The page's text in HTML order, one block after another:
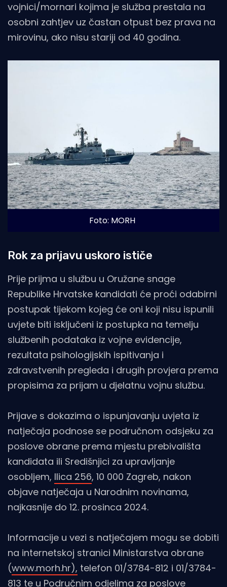
vojnici/mornari kojima je služba prestala na
osobni zahtjev uz častan otpust bez prava na
mirovinu, ako nisu stariji od 40 godina.
Foto: MORH
Rok za prijavu uskoro ističe
Prije prijma u službu u Oružane snage
Republike Hrvatske kandidati će proći odabirni
postupak tijekom kojeg će oni koji nisu ispunili
uvjete biti isključeni iz postupka na temelju
službenih podataka iz vojne evidencije,
rezultata psihologijskih ispitivanja i
zdravstvenih pregleda i drugih provjera prema
propisima za prijam u djelatnu vojnu službu.
Prijave s dokazima o ispunjavanju uvjeta iz
natječaja podnose se područnom odsjeku za
poslove obrane prema mjestu prebivališta
kandidata ili Središnjici za upravljanje
osobljem, Ilica 256, 10 000 Zagreb, nakon
objave natječaja u Narodnim novinama,
najkasnije do 12. prosinca 2024.
Informacije u vezi s natječajem mogu se dobiti
na internetskoj stranici Ministarstva obrane
(www.morh.hr), telefon 01/3784-812 i 01/3784-
813 te u Područnim odjelima za poslove